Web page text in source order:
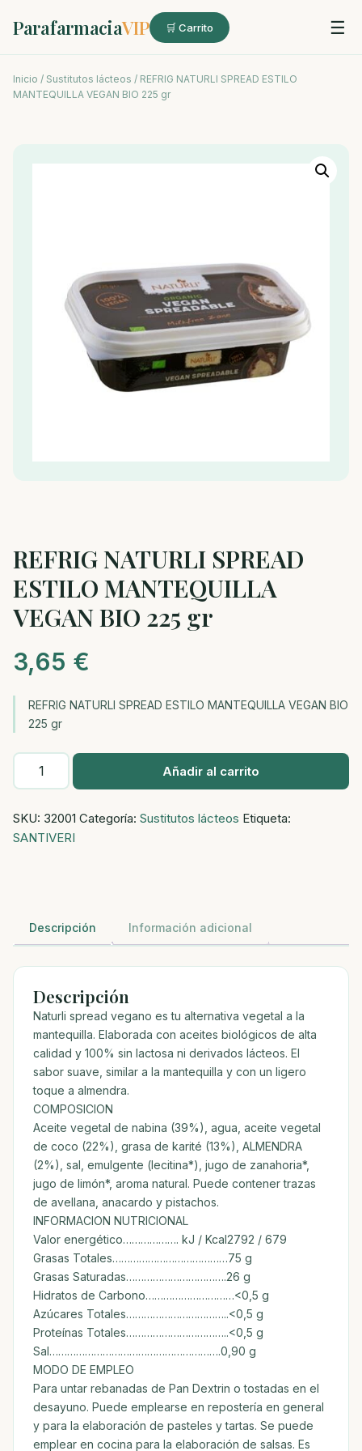
ParafarmaciaVIP 🛒 Carrito ☰
Inicio / Sustitutos lácteos / REFRIG NATURLI SPREAD ESTILO
MANTEQUILLA VEGAN BIO 225 gr
REFRIG NATURLI SPREAD
ESTILO MANTEQUILLA
VEGAN BIO 225 gr
3,65 €
REFRIG NATURLI SPREAD ESTILO MANTEQUILLA VEGAN BIO
225 gr
REFRIG
NATURLI
ESTILO
MANTEQUILLA
cantidad
Añadir al carrito
SKU: 32001 Categoría: Sustitutos lácteos Etiqueta:
SANTIVERI
Descripción Información adicional
Descripción
Naturli spread vegano es tu alternativa vegetal a la
mantequilla. Elaborada con aceites biológicos de alta
calidad y 100% sin lactosa ni derivados lácteos. El
sabor suave, similar a la mantequilla y con un ligero
toque a almendra.
COMPOSICION
Aceite vegetal de nabina (39%), agua, aceite vegetal
de coco (22%), grasa de karité (13%), ALMENDRA
(2%), sal, emulgente (lecitina*), jugo de zanahoria*,
jugo de limón*, aroma natural. Puede contener trazas
de avellana, anacardo y pistachos.
INFORMACION NUTRICIONAL
Valor energético………………. kJ / Kcal2792 / 679
Grasas Totales…………………………………75 g
Grasas Saturadas…………………………….26 g
Hidratos de Carbono…………………………<0,5 g
Azúcares Totales……………………………..<0,5 g
Proteínas Totales……………………………..<0,5 g
Sal………………………………………………….0,90 g
MODO DE EMPLEO
Para untar rebanadas de Pan Dextrin o tostadas en el
desayuno. Puede emplearse en repostería en general
y para la elaboración de pasteles y tartas. Se puede
emplear en cocina para la elaboración de salsas. Es